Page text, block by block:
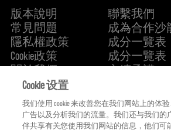
版本說明
常見問題
隱私權政策
Cookie政策
關於我們
聯繫我們
成為合作沙
成分一覽表
成分一覽表
永續承諾
FIND US
Cookie 设置
我们使用 cookie 来改善您在我们网站上的体
广告以及分析我们的流量。我们还与我们的
伴共享有关您使用我们网站的信息，他们可